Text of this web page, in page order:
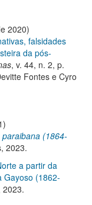
2020)
falsidades
da pós-
, v. 44, n. 2, p.
Fontes e Cyro
paraibana (1864-
2023.
a partir da
Gayoso (1862-
2023.